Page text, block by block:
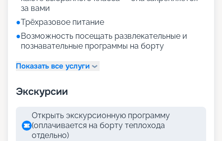
за вами
●Трёхразовое питание
●Возможность посещать развлекательные и
познавательные программы на борту
Показать все услуги
Экскурсии
Открыть экскурсионную программу
(оплачивается на борту теплохода
отдельно)